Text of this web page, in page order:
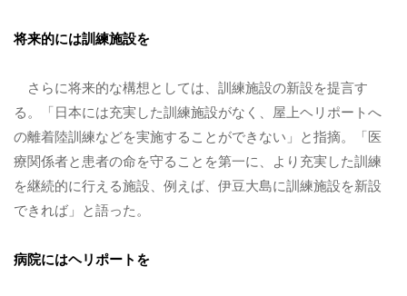
将来的には訓練施設を
さらに将来的な構想としては、訓練施設の新設を提言す
る。
「日本には充実した訓練施設がなく、屋上ヘリポートへ
の離着陸訓練などを実施することができない」と指摘。
「医
療関係者と患者の命を守ることを第一に、より充実した訓練
を継続的に行える施設、例えば、伊豆大島に訓練施設を新設
できれば」と語った。
病院にはヘリポートを